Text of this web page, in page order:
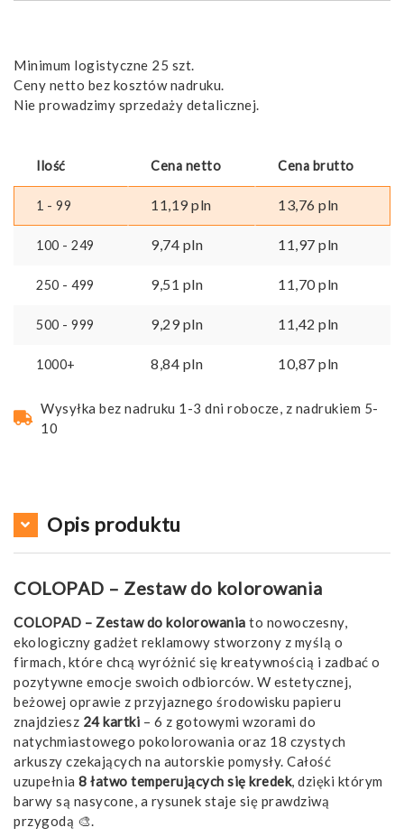
Minimum logistyczne 25 szt.
Ceny netto bez kosztów nadruku.
Nie prowadzimy sprzedaży detalicznej.
Ilość Cena netto Cena brutto
1 - 99 11,19pln 13,76 pln
100 - 249 9,74 pln 11,97 pln
250 - 499 9,51 pln 11,70pln
500 - 999 9,29pln 11,42 pln
1000+ 8,84 pln 10,87 pln
Wysyłka bez nadruku 1-3 dni robocze, z nadrukiem 5-
10
Opis produktu
COLOPAD – Zestaw do kolorowania
COLOPAD – Zestaw do kolorowania to nowoczesny,
ekologiczny gadżet reklamowy stworzony z myślą o
firmach, które chcą wyróżnić się kreatywnością i zadbać o
pozytywne emocje swoich odbiorców. W estetycznej,
beżowej oprawie z przyjaznego środowisku papieru
znajdziesz 24 kartki – 6 z gotowymi wzorami do
natychmiastowego pokolorowania oraz 18 czystych
arkuszy czekających na autorskie pomysły. Całość
uzupełnia 8 łatwo temperujących się kredek, dzięki którym
barwy są nasycone, a rysunek staje się prawdziwą
przygodą 🎨.